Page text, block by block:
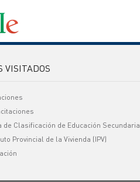
VISITADOS
de Clasificación de Educación Secundaria
Provincial de la Vivienda (IPV)